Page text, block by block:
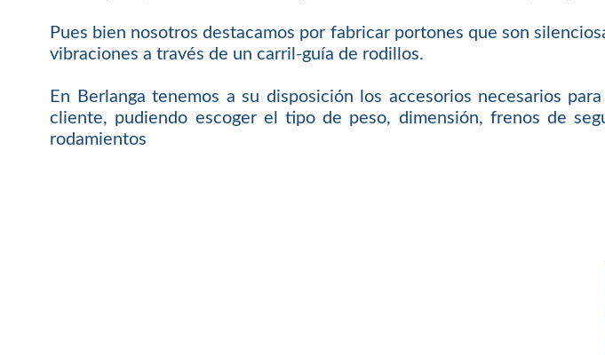
Pues bien nosotros destacamos por fabricar portones que son
vibraciones a través de un carril-guía de rodillos.
En Berlanga tenemos a su disposición los accesorios necesarios
cliente, pudiendo escoger el tipo de peso, dimensión, frenos de
rodamientos